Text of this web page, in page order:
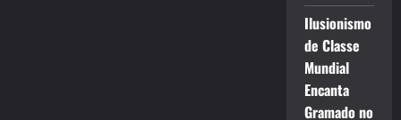
Ilusionismo
de Classe
Mundial
Encanta
Gramado no